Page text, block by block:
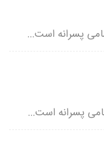
پسرانه است…
پسرانه است…